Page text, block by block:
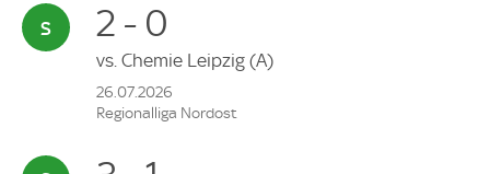
2 - 0
vs. Chemie Leipzig (A)
26.07.2026
Regionalliga Nordost